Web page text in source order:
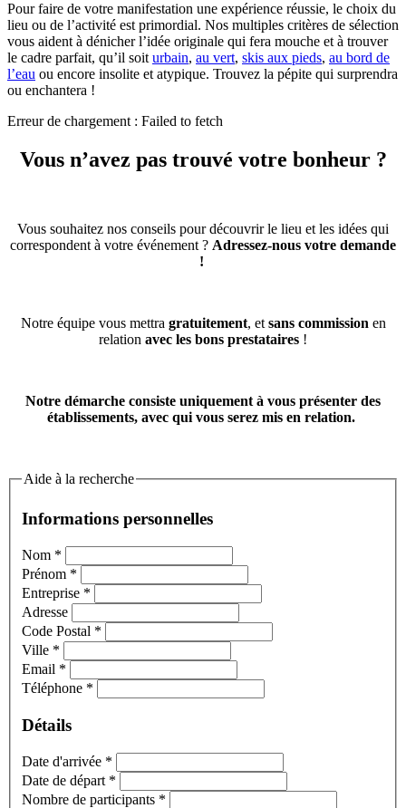
Pour faire de votre manifestation une expérience réussie, le choix du
lieu ou de l’activité est primordial. Nos multiples critères de sélection
vous aident à dénicher l’idée originale qui fera mouche et à trouver
le cadre parfait, qu’il soit urbain, au vert, skis aux pieds, au bord de
l’eau ou encore insolite et atypique. Trouvez la pépite qui surprendra
ou enchantera !
Erreur de chargement : Failed to fetch
Vous n’avez pas trouvé votre bonheur ?
Vous souhaitez nos conseils pour découvrir le lieu et les idées qui
correspondent à votre événement ? Adressez-nous votre demande
!
Notre équipe vous mettra gratuitement, et sans commission en
relation avec les bons prestataires !
Notre démarche consiste uniquement à vous présenter des
établissements, avec qui vous serez mis en relation.
Aide à la recherche
Informations personnelles
Nom *
Prénom *
Entreprise *
Adresse
Code Postal *
Ville *
Email *
Téléphone *
Détails
Date d'arrivée *
Date de départ *
Nombre de participants *